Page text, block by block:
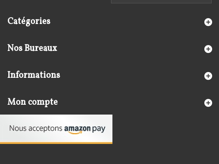
Catégories
Nos Bureaux
Informations
Mon compte